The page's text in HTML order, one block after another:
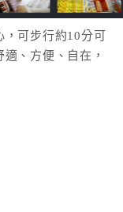
可步行約10分可
、方便、自在，